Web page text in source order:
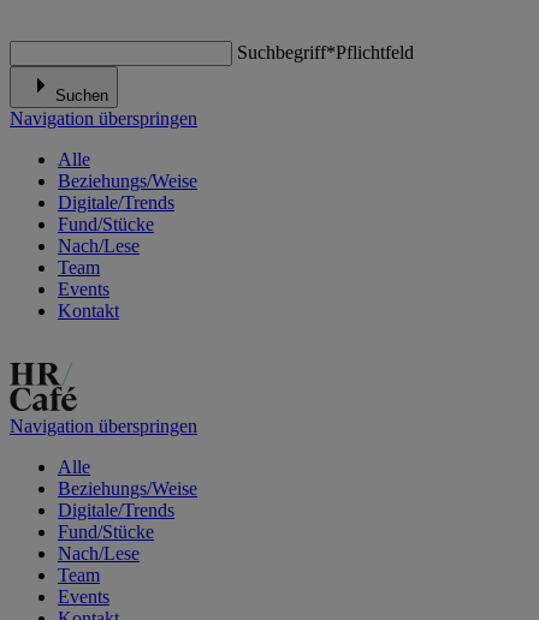
Suchbegriff*Pflichtfeld
Suchen
Navigation überspringen
Alle
Beziehungs/Weise
Digitale/Trends
Fund/Stücke
Nach/Lese
Team
Events
Kontakt
Navigation überspringen
Alle
Beziehungs/Weise
Digitale/Trends
Fund/Stücke
Nach/Lese
Team
Events